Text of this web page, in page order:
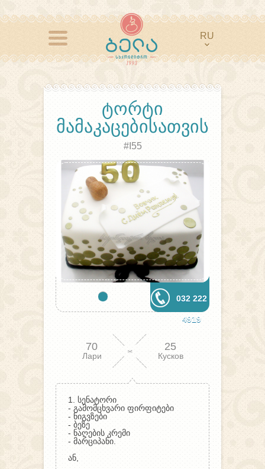
RU
ᲢᲝᲠᲢᲘ
ᲛᲐᲛᲐᲙᲐᲪᲔᲑᲘᲡᲐᲗᲕᲘᲡ
#I55
032 222
4919
70
Лари
25
Кусков
1. სენატორი
- გამომცხვარი ფირფიტები
- ნიგვზები
- ბეზე
- ნაღების კრემი
- მარციპანი.
ან,